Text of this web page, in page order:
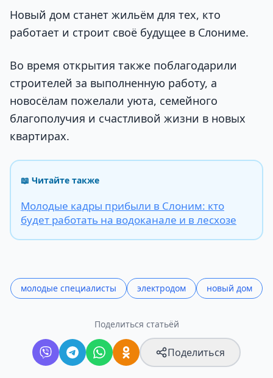
Новый дом станет жильём для тех, кто
работает и строит своё будущее в Слониме.
Во время открытия также поблагодарили
строителей за выполненную работу, а
новосёлам пожелали уюта, семейного
благополучия и счастливой жизни в новых
квартирах.
📖 Читайте также
Молодые кадры прибыли в Слоним: кто
будет работать на водоканале и в лесхозе
молодые специалисты электродом новый дом
Поделиться статьёй
Поделиться